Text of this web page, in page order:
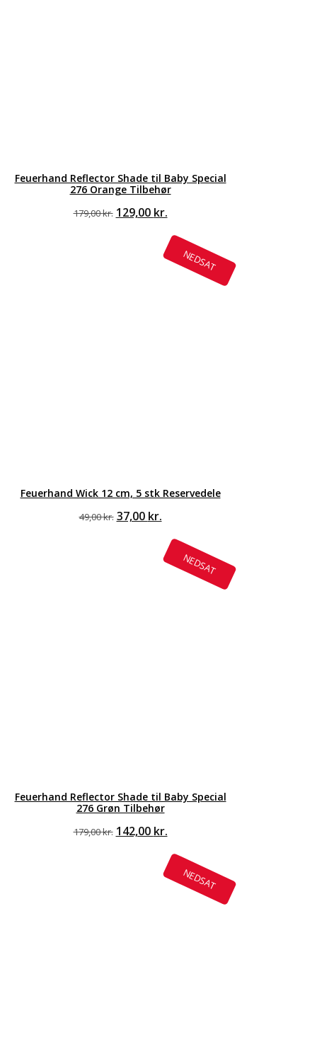
Feuerhand Reflector Shade til Baby Special
276 Orange Tilbehør
179,00kr. Den
179,00 kr..
129,00 kr.Den
pris
er:
129,00 kr..
NEDSAT
Feuerhand Wick 12 cm, 5 stk Reservedele
49,00kr. Den
37,00 kr.Den
pris
er:
37,00 kr..
NEDSAT
Feuerhand Reflector Shade til Baby Special
276 Grøn Tilbehør
179,00kr. Den
179,00 kr..
142,00 kr.Den
pris
er:
142,00 kr..
NEDSAT